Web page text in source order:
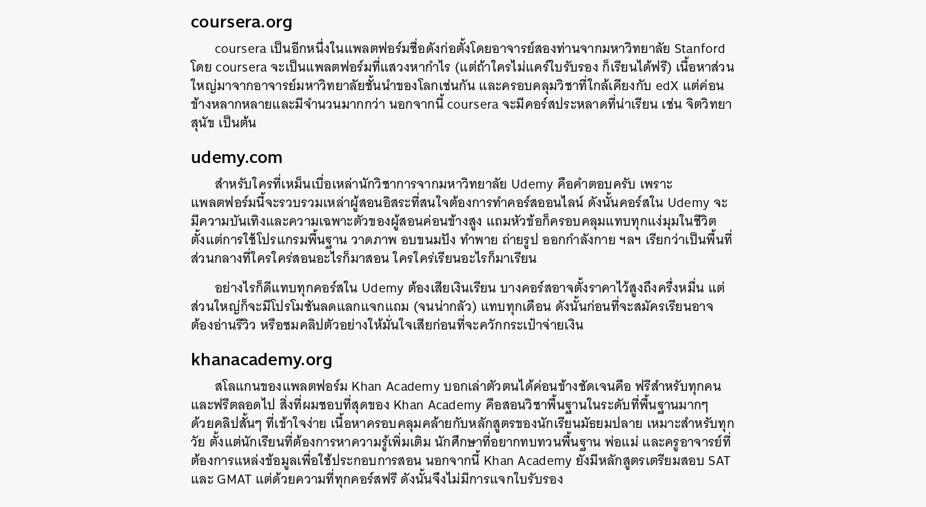
coursera.org
coursera เป็นอีกหนึ่งในแพลตฟอร์มชื่อดังก่อตั้งโดยอาจารย์สองท่านจากมหาวิทยาลัย Stanford
โดย coursera จะเป็นแพลตฟอร์มที่แสวงหากำไร (แต่ถ้าใครไม่แคร์ใบรับรอง ก็เรียนได้ฟรี) เนื้อหาส่วน
ใหญ่มาจากอาจารย์มหาวิทยาลัยชั้นนำของโลกเช่นกัน และครอบคลุมวิชาที่ใกล้เคียงกับ edX แต่ค่อน
ข้างหลากหลายและมีจำนวนมากกว่า นอกจากนี้ coursera จะมีคอร์สประหลาดที่น่าเรียน เช่น จิตวิทยา
สุนัข เป็นต้น
udemy.com
สำหรับใครที่เหม็นเบื่อเหล่านักวิชาการจากมหาวิทยาลัย Udemy คือคำตอบครับ เพราะ
แพลตฟอร์มนี้จะรวบรวมเหล่าผู้สอนอิสระที่สนใจต้องการทำคอร์สออนไลน์ ดังนั้นคอร์สใน Udemy จะ
มีความบันเทิงและความเฉพาะตัวของผู้สอนค่อนข้างสูง แถมหัวข้อก็ครอบคลุมแทบทุกแง่มุมในชีวิต
ตั้งแต่การใช้โปรแกรมพื้นฐาน วาดภาพ อบขนมปัง ทำพาย ถ่ายรูป ออกกำลังกาย ฯลฯ เรียกว่าเป็นพื้นที่
ส่วนกลางที่ใครใคร่สอนอะไรก็มาสอน ใครใคร่เรียนอะไรก็มาเรียน
อย่างไรก็ดีแทบทุกคอร์สใน Udemy ต้องเสียเงินเรียน บางคอร์สอาจตั้งราคาไว้สูงถึงครึ่งหมื่น แต่
ส่วนใหญ่ก็จะมีโปรโมชันลดแลกแจกแถม (จนน่ากลัว) แทบทุกเดือน ดังนั้นก่อนที่จะสมัครเรียนอาจ
ต้องอ่านรีวิว หรือชมคลิปตัวอย่างให้มั่นใจเสียก่อนที่จะควักกระเป๋าจ่ายเงิน
khanacademy.org
สโลแกนของแพลตฟอร์ม Khan Academy บอกเล่าตัวตนได้ค่อนข้างชัดเจนคือ ฟรีสำหรับทุกคน
และฟรีตลอดไป สิ่งที่ผมชอบที่สุดของ Khan Academy คือสอนวิชาพื้นฐานในระดับที่พื้นฐานมากๆ
ด้วยคลิปสั้นๆ ที่เข้าใจง่าย เนื้อหาครอบคลุมคล้ายกับหลักสูตรของนักเรียนมัธยมปลาย เหมาะสำหรับทุก
วัย ตั้งแต่นักเรียนที่ต้องการหาความรู้เพิ่มเติม นักศึกษาที่อยากทบทวนพื้นฐาน พ่อแม่ และครูอาจารย์ที่
ต้องการแหล่งข้อมูลเพื่อใช้ประกอบการสอน นอกจากนี้ Khan Academy ยังมีหลักสูตรเตรียมสอบ SAT
และ GMAT แต่ด้วยความที่ทุกคอร์สฟรี ดังนั้นจึงไม่มีการแจกใบรับรอง